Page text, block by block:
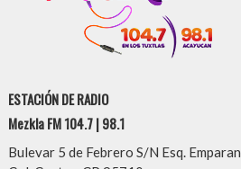
ESTACIÓN DE RADIO
Mezkla FM 104.7 | 98.1
Bulevar 5 de Febrero S/N Esq. Emparan